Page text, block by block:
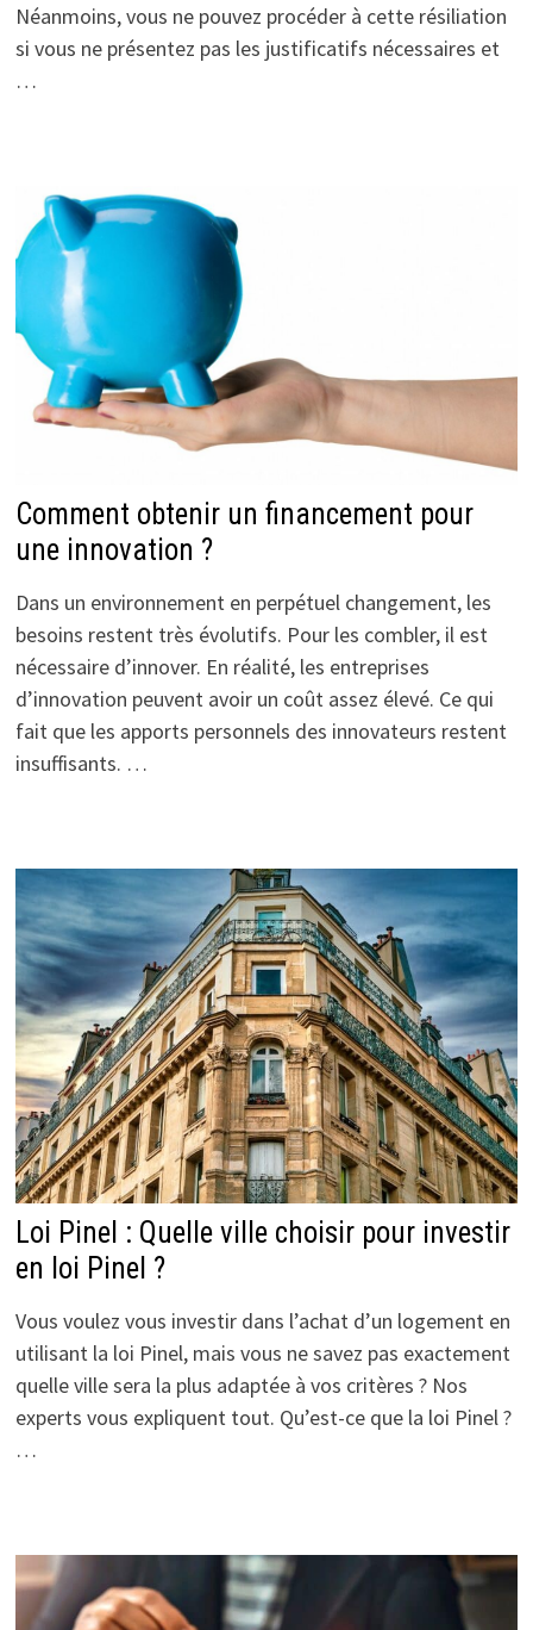
Néanmoins, vous ne pouvez procéder à cette résiliation
si vous ne présentez pas les justificatifs nécessaires et
…
Comment obtenir un financement pour
une innovation ?
Dans un environnement en perpétuel changement, les
besoins restent très évolutifs. Pour les combler, il est
nécessaire d’innover. En réalité, les entreprises
d’innovation peuvent avoir un coût assez élevé. Ce qui
fait que les apports personnels des innovateurs restent
insuffisants. …
Loi Pinel : Quelle ville choisir pour investir
en loi Pinel ?
Vous voulez vous investir dans l’achat d’un logement en
utilisant la loi Pinel, mais vous ne savez pas exactement
quelle ville sera la plus adaptée à vos critères ? Nos
experts vous expliquent tout. Qu’est-ce que la loi Pinel ?
…